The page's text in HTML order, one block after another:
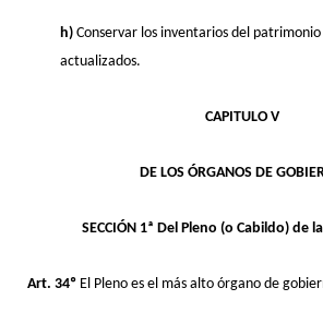
h) Conservar los inventarios del
actualizados.
CAPITULO V
DE LOS ÓRGANOS DE
SECCIÓN 1ª Del Pleno (o Cabildo) de
Art. 34º El Pleno es el más alto órgano de